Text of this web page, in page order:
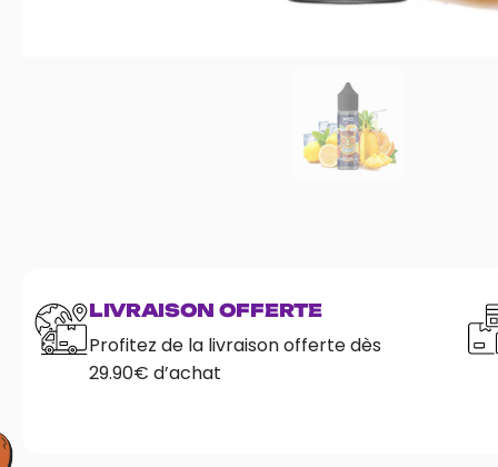
LIVRAISON OFFERTE
Profitez de la livraison offerte dès
29.90€ d’achat